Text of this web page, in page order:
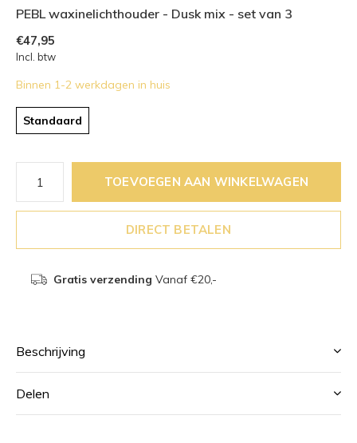
PEBL waxinelichthouder - Dusk mix - set van 3
€47,95
Incl. btw
Binnen 1-2 werkdagen in huis
Standaard
TOEVOEGEN AAN WINKELWAGEN
DIRECT BETALEN
Gratis verzending Vanaf €20,-
Beschrijving
Delen